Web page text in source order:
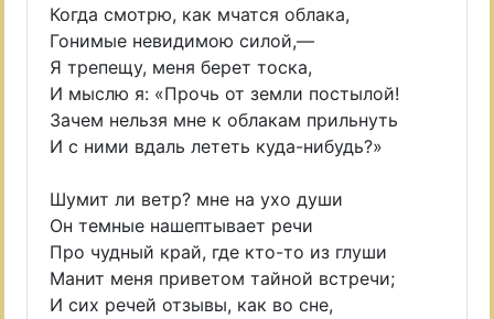
Когда смотрю, как мчатся облака,
Гонимые невидимою силой,—
Я трепещу, меня берет тоска,
И мыслю я: «Прочь от земли постылой!
Зачем нельзя мне к облакам прильнуть
И с ними вдаль лететь куда-нибудь?»
Шумит ли ветр? мне на ухо души
Он темные нашептывает речи
Про чудный край, где кто-то из глуши
Манит меня приветом тайной встречи;
И сих речей отзывы, как во сне,